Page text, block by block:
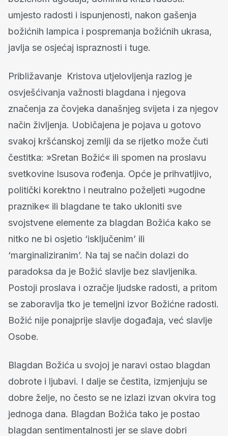
umjesto radosti i ispunjenosti, nakon gašenja
božićnih lampica i pospremanja božićnih ukrasa,
javlja se osjećaj ispraznosti i tuge.
Približavanje Kristova utjelovljenja razlog je
osvješćivanja važnosti blagdana i njegova
značenja za čovjeka današnjeg svijeta i za njegov
način življenja. Uobičajena je pojava u gotovo
svakoj kršćanskoj zemlji da se rijetko može čuti
čestitka: »Sretan Božić« ili spomen na proslavu
svetkovine Isusova rođenja. Opće je prihvatljivo,
politički korektno i neutralno poželjeti »ugodne
praznike« ili blagdane te tako ukloniti sve
svojstvene elemente za blagdan Božića kako se
nitko ne bi osjetio ‘isključenim’ ili
‘marginaliziranim’. Na taj se način dolazi do
paradoksa da je Božić slavlje bez slavljenika.
Postoji proslava i ozračje ljudske radosti, a pritom
se zaboravlja tko je temeljni izvor Božićne radosti.
Božić nije ponajprije slavlje događaja, već slavlje
Osobe.
Blagdan Božića u svojoj je naravi ostao blagdan
dobrote i ljubavi. I dalje se čestita, izmjenjuju se
dobre želje, no često se ne izlazi izvan okvira tog
jednoga dana. Blagdan Božića tako je postao
blagdan sentimentalnosti jer se slave dobri